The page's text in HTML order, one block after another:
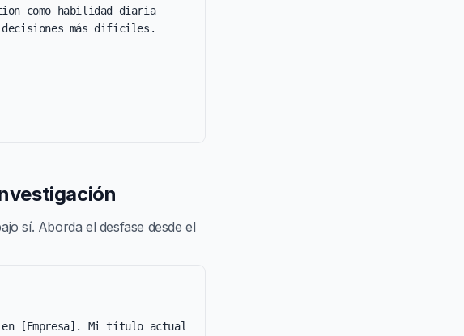
como habilidad diaria
más difíciles.
sí. Aborda el desfase desde el
[Empresa]. Mi título actual